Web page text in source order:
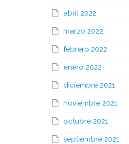
abril 2022
marzo 2022
febrero 2022
enero 2022
diciembre 2021
noviembre 2021
octubre 2021
septiembre 2021